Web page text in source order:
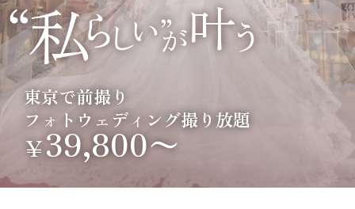
東京で前撮り
フォトウェディング撮り放題
￥39,800〜